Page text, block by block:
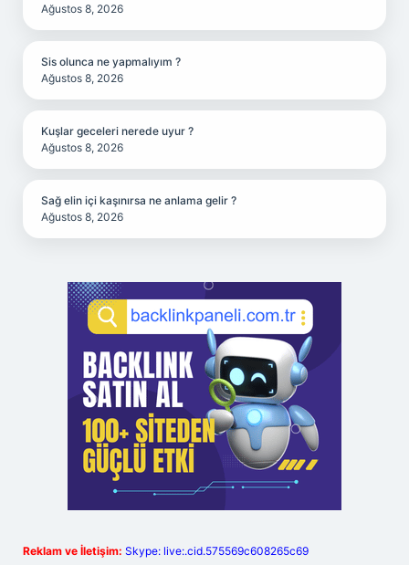
Ağustos 8, 2026
Sis olunca ne yapmalıyım ?
Ağustos 8, 2026
Kuşlar geceleri nerede uyur ?
Ağustos 8, 2026
Sağ elin içi kaşınırsa ne anlama gelir ?
Ağustos 8, 2026
Reklam ve İletişim: Skype: live:.cid.575569c608265c69